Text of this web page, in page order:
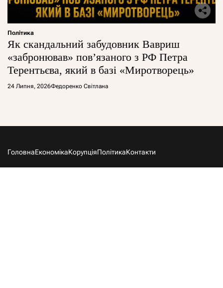
Політика
Як скандальний забудовник Вавриш
«забронював» повʼязаного з РФ Петра
Терентьєва, який в базі «Миротворець»
24 Липня, 2026Федоренко Світлана
ГоловнаЕкономікаКорупціяПолітикаКонтакти